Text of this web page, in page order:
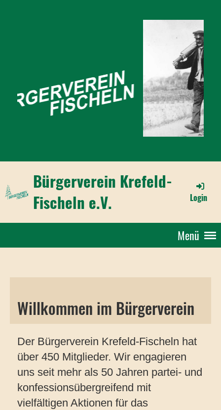
Bürgerverein Krefeld-
Fischeln e.V.
Login
Menü
Willkommen im Bürgerverein
Der Bürgerverein Krefeld-Fischeln hat
über 450 Mitglieder. Wir engagieren
uns seit mehr als 50 Jahren partei- und
konfessionsübergreifend mit
vielfältigen Aktionen für das